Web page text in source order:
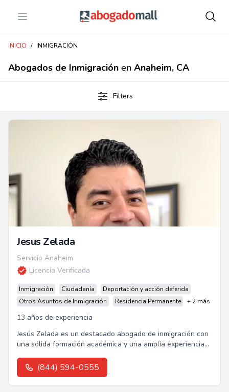
Open menu Abogadomall
INICIO / INMIGRACIÓN
Abogados de Inmigración en Anaheim, CA
Filters
Jesus Zelada
Servicio Anaheim
Licencia Verificada
Inmigración Ciudadanía
Deportación y acción deferida
Otros Asuntos de Inmigración
Residencia Permanente + 2 más
13 años de experiencia
Jesús Zelada es un destacado abogado de inmigración con
una sólida formación académica y una amplia experiencia
(844) 594-0555